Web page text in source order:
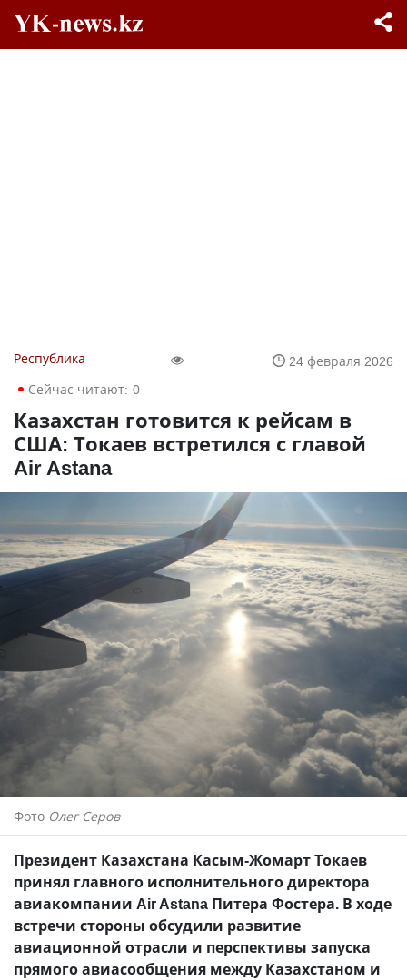
Республика
24 февраля 2026
Сейчас читают: 0
Казахстан готовится к рейсам в
США: Токаев встретился с главой
Air Astana
Фото Олег Серов
Президент Казахстана Касым-Жомарт Токаев
принял главного исполнительного директора
авиакомпании Air Astana Питера Фостера. В ходе
встречи стороны обсудили развитие
авиационной отрасли и перспективы запуска
прямого авиасообщения между Казахстаном и